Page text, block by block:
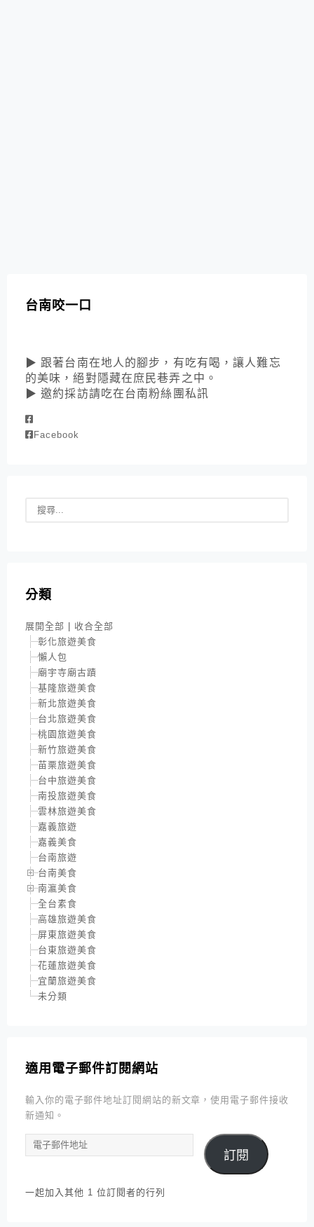
台南咬一口
▶ 跟著台南在地人的腳步，有吃有喝，讓人難忘
的美味，絕對隱藏在庶民巷弄之中。
▶ 邀約採訪請吃在台南粉絲團私訊
Facebook
分類
展開全部 | 收合全部
彰化旅遊美食
懶人包
廟宇寺廟古蹟
基隆旅遊美食
新北旅遊美食
台北旅遊美食
桃園旅遊美食
新竹旅遊美食
苗栗旅遊美食
台中旅遊美食
南投旅遊美食
雲林旅遊美食
嘉義旅遊
嘉義美食
台南旅遊
台南美食
南瀛美食
全台素食
高雄旅遊美食
屏東旅遊美食
台東旅遊美食
花蓮旅遊美食
宜蘭旅遊美食
未分類
適用電子郵件訂閱網站
輸入你的電子郵件地址訂閱網站的新文章，使用電子郵件接收
新通知。
電
子
件
訂閱
一起加入其他 1 位訂閱者的行列